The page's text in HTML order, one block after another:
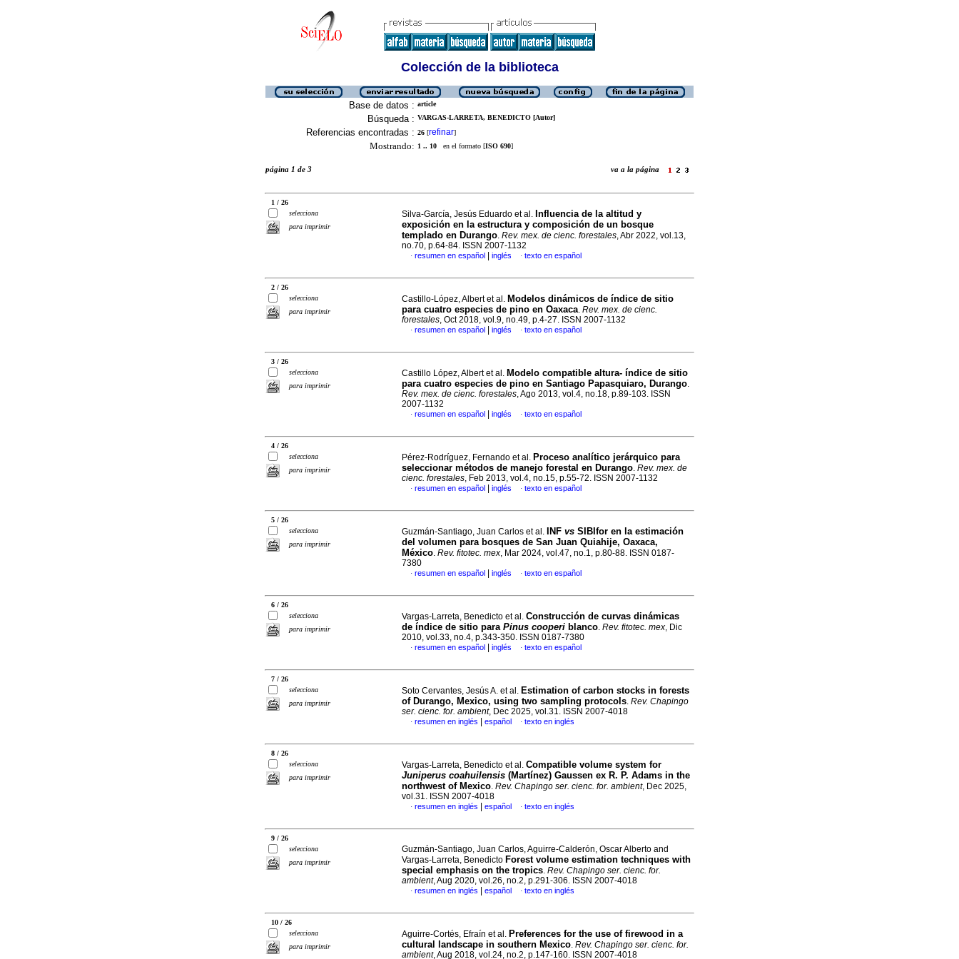
Colección de la biblioteca
Base de datos : article
Búsqueda : VARGAS-LARRETA, BENEDICTO [Autor]
Referencias encontradas : 26 [refinar]
Mostrando: 1 .. 10 en el formato [ISO 690]
página 1 de 3 va a la página
1 / 26
selecciona
para imprimir
Silva-García, Jesús Eduardo et al. Influencia de la altitud y
exposición en la estructura y composición de un bosque
templado en Durango. Rev. mex. de cienc. forestales, Abr 2022, vol.13,
no.70, p.64-84. ISSN 2007-1132
· resumen en español inglés · texto en español
2 / 26
selecciona
para imprimir
Castillo-López, Albert et al. Modelos dinámicos de índice de sitio
para cuatro especies de pino en Oaxaca. Rev. mex. de cienc.
forestales, Oct 2018, vol.9, no.49, p.4-27. ISSN 2007-1132
· resumen en español inglés · texto en español
3 / 26
selecciona
para imprimir
Castillo López, Albert et al. Modelo compatible altura- índice de sitio
para cuatro especies de pino en Santiago Papasquiaro, Durango.
Rev. mex. de cienc. forestales, Ago 2013, vol.4, no.18, p.89-103. ISSN
2007-1132
· resumen en español inglés · texto en español
4 / 26
selecciona
para imprimir
Pérez-Rodríguez, Fernando et al. Proceso analítico jerárquico para
seleccionar métodos de manejo forestal en Durango. Rev. mex. de
cienc. forestales, Feb 2013, vol.4, no.15, p.55-72. ISSN 2007-1132
· resumen en español inglés · texto en español
5 / 26
selecciona
para imprimir
Guzmán-Santiago, Juan Carlos et al. INF vs SIBIfor en la estimación
del volumen para bosques de San Juan Quiahije, Oaxaca,
México. Rev. fitotec. mex, Mar 2024, vol.47, no.1, p.80-88. ISSN 0187-
7380
· resumen en español inglés · texto en español
6 / 26
selecciona
para imprimir
Vargas-Larreta, Benedicto et al. Construcción de curvas dinámicas
de índice de sitio para Pinus cooperi blanco. Rev. fitotec. mex, Dic
2010, vol.33, no.4, p.343-350. ISSN 0187-7380
· resumen en español inglés · texto en español
7 / 26
selecciona
para imprimir
Soto Cervantes, Jesús A. et al. Estimation of carbon stocks in forests
of Durango, Mexico, using two sampling protocols. Rev. Chapingo
ser. cienc. for. ambient, Dec 2025, vol.31. ISSN 2007-4018
· resumen en inglés español · texto en inglés
8 / 26
selecciona
para imprimir
Vargas-Larreta, Benedicto et al. Compatible volume system for
Juniperus coahuilensis (Martínez) Gaussen ex R. P. Adams in the
northwest of Mexico. Rev. Chapingo ser. cienc. for. ambient, Dec 2025,
vol.31. ISSN 2007-4018
· resumen en inglés español · texto en inglés
9 / 26
selecciona
para imprimir
Guzmán-Santiago, Juan Carlos, Aguirre-Calderón, Oscar Alberto and
Vargas-Larreta, Benedicto Forest volume estimation techniques with
special emphasis on the tropics. Rev. Chapingo ser. cienc. for.
ambient, Aug 2020, vol.26, no.2, p.291-306. ISSN 2007-4018
· resumen en inglés español · texto en inglés
10 / 26
selecciona
para imprimir
Aguirre-Cortés, Efraín et al. Preferences for the use of firewood in a
cultural landscape in southern Mexico. Rev. Chapingo ser. cienc. for.
ambient, Aug 2018, vol.24, no.2, p.147-160. ISSN 2007-4018